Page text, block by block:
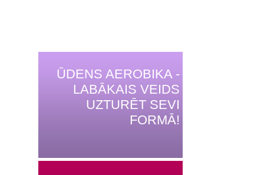
ŪDENS AEROBIKA -
LABĀKAIS VEIDS
UZTURĒT SEVI
FORMĀ!